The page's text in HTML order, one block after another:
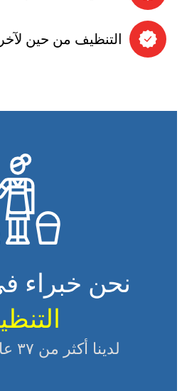
التنظيف من حين لآخر
نحن خبراء
لدينا أكثر من ٣٧ عامًا من الخبرة